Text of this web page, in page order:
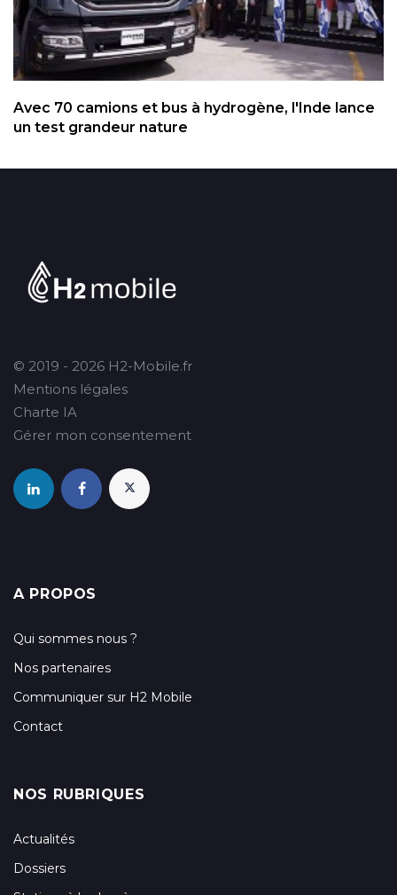
Avec 70 camions et bus à hydrogène, l'Inde lance
un test grandeur nature
© 2019 - 2026 H2-Mobile.fr
Mentions légales
Charte IA
Gérer mon consentement
A PROPOS
Qui sommes nous ?
Nos partenaires
Communiquer sur H2 Mobile
Contact
NOS RUBRIQUES
Actualités
Dossiers